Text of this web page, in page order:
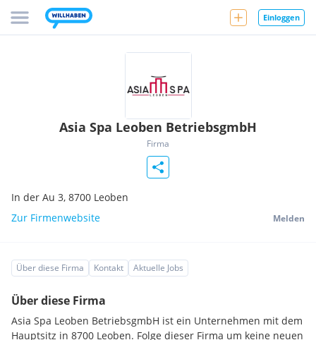
Einloggen
Asia Spa Leoben BetriebsgmbH
Firma
In der Au 3, 8700 Leoben
Zur Firmenwebsite
Melden
Über diese Firma Kontakt Aktuelle Jobs
Über diese Firma
Asia Spa Leoben BetriebsgmbH ist ein Unternehmen mit dem
Hauptsitz in 8700 Leoben. Folge dieser Firma um keine neuen